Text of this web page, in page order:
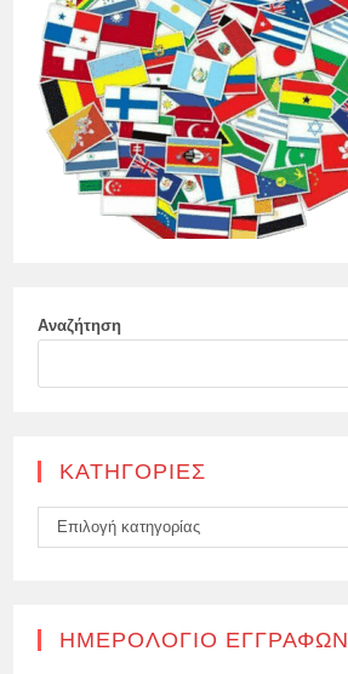
Αναζήτηση
KΑΤΗΓΟΡΊΕΣ
Kατηγορίες
Επιλογή κατηγορίας
ΗΜΕΡΟΛΌΓΙΟ ΕΓΓΡΑΦΏΝ